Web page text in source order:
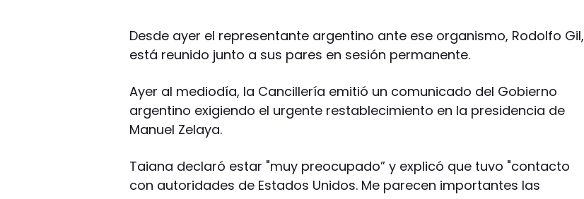
Desde ayer el representante argentino ante ese organismo, Rodolfo Gil,
está reunido junto a sus pares en sesión permanente.
Ayer al mediodía, la Cancillería emitió un comunicado del Gobierno
argentino exigiendo el urgente restablecimiento en la presidencia de
Manuel Zelaya.
Taiana declaró estar "muy preocupado” y explicó que tuvo "contacto
con autoridades de Estados Unidos. Me parecen importantes las